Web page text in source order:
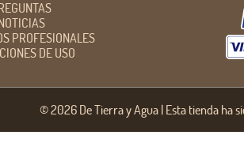
PROFESIONALES
DE USO
©2026 De Tierra y Agua | Esta tienda ha